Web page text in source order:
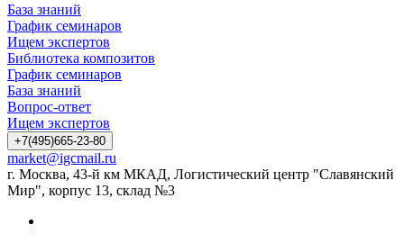
База знаний
График семинаров
Ищем экспертов
Библиотека композитов
График семинаров
База знаний
Вопрос-ответ
Ищем экспертов
+7(495)665-23-80
market@igcmail.ru
г. Москва, 43-й км МКАД, Логистический центр "Славянский
Мир", корпус 13, склад №3